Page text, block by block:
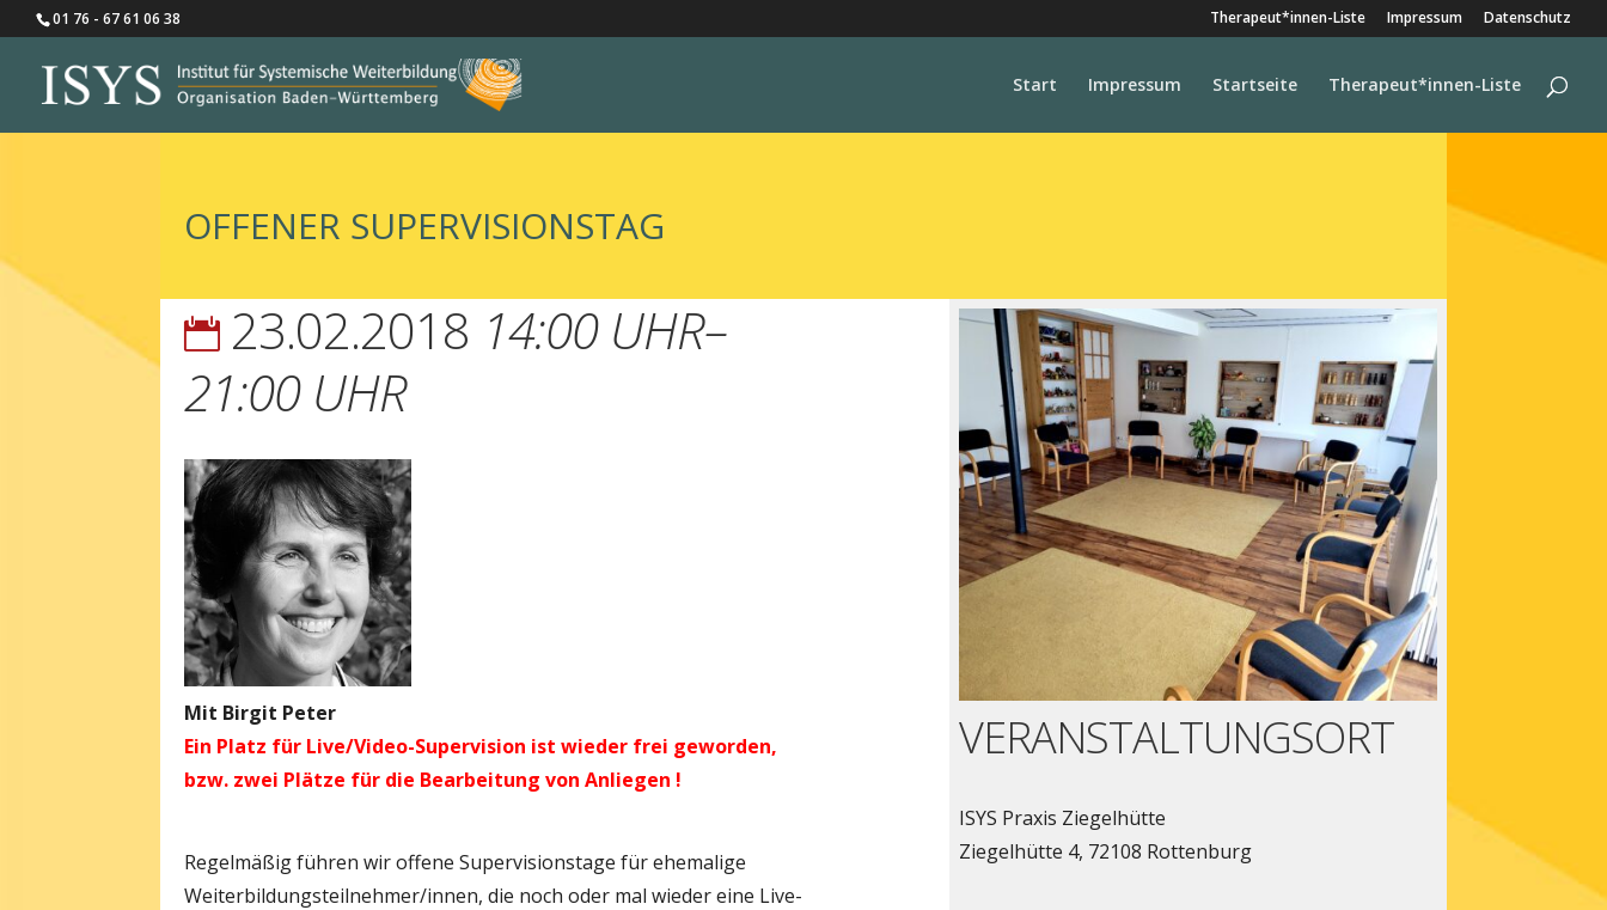
01 76 - 67 61 06 38 Therapeut*innen-Liste Impressum Datenschutz
Start Impressum Startseite Therapeut*innen-Liste
OFFENER SUPERVISIONSTAG
 23.02.2018 14:00 UHR–
21:00 UHR
Mit Birgit Peter
Ein Platz für Live/Video-Supervision ist wieder frei geworden,
bzw. zwei Plätze für die Bearbeitung von Anliegen !
Regelmäßig führen wir offene Supervisionstage für ehemalige
Weiterbildungsteilnehmer/innen, die noch oder mal wieder eine Live-
VERANSTALTUNGSORT
ISYS Praxis Ziegelhütte
Ziegelhütte 4, 72108 Rottenburg